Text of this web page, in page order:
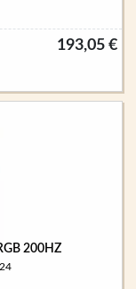
193,05 €
200HZ